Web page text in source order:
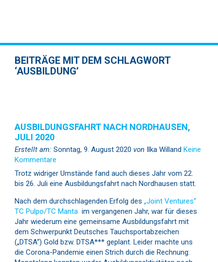
BEITRÄGE MIT DEM SCHLAGWORT
‘AUSBILDUNG’
AUSBILDUNGSFAHRT NACH NORDHAUSEN,
JULI 2020
Erstellt am: Sonntag, 9. August 2020 von Ilka Willand Keine
Kommentare
Trotz widriger Umstände fand auch dieses Jahr vom 22.
bis 26. Juli eine Ausbildungsfahrt nach Nordhausen statt.
Nach dem durchschlagenden Erfolg des „Joint Ventures“
TC Pulpo/TC Manta im vergangenen Jahr, war für dieses
Jahr wiederum eine gemeinsame Ausbildungsfahrt mit
dem Schwerpunkt Deutsches Tauchsportabzeichen
(„DTSA“) Gold bzw. DTSA*** geplant. Leider machte uns
die Corona-Pandemie einen Strich durch die Rechnung: